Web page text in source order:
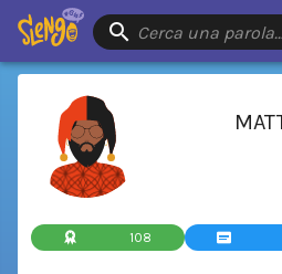
Cerca una parola…
108